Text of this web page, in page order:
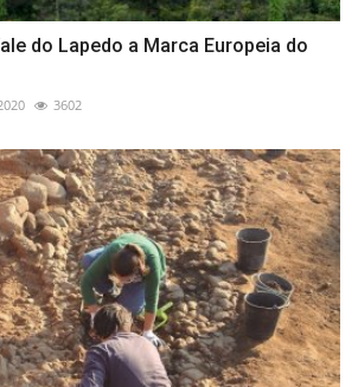
do Lapedo a Marca Europeia do
3602